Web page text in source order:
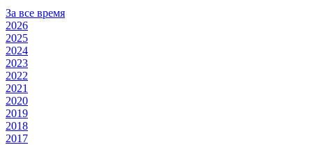
За все время
2026
2025
2024
2023
2022
2021
2020
2019
2018
2017